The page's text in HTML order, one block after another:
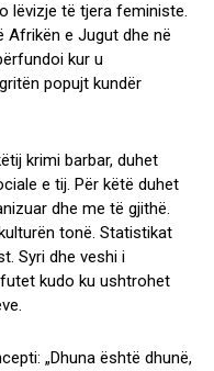
lëvizje të tjera feministe.
Afrikën e Jugut dhe në
kur u
popujt kundër
krimi barbar, duhet
e tij. Për këtë duhet
dhe me të gjithë.
tonë. Statistikat
Syri dhe veshi i
kudo ku ushtrohet
„Dhuna është dhunë,